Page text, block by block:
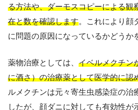
る方法や、ダーモスコピーによる観
在と数を確認します。これにより顔
に問題の原因になっているかどうか
薬物治療としては、 イベルメクチン
に酒さ）の治療薬として医学的に認
ルメクチンは元々寄生虫感染症の治
したが、顔ダニに対しても有効性が